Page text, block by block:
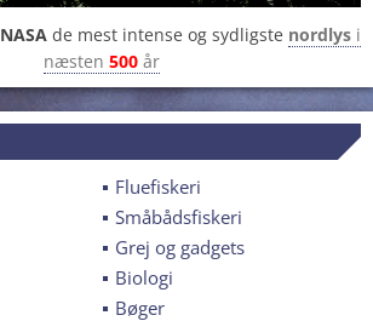
NASA de mest intense og sydligste nordlys i
næsten 500 år
Fluefiskeri
Småbådsfiskeri
Grej og gadgets
Biologi
Bøger